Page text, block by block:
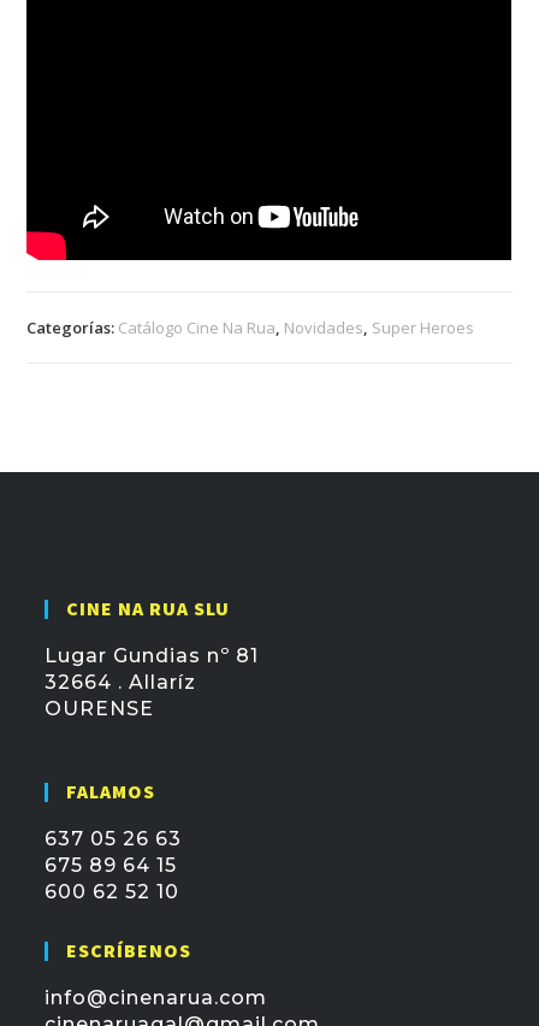
Categorías: Catálogo Cine Na Rua, Novidades, Super Heroes
CINE NA RUA SLU
Lugar Gundias nº 81
32664 . Allaríz
OURENSE
FALAMOS
637 05 26 63
675 89 64 15
600 62 52 10
ESCRÍBENOS
info@cinenarua.com